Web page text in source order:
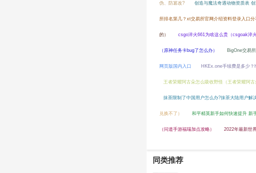
伪、防篡改? 创造与魔法奇遇动物资质表 创
所排名第几？xt交易所官网介绍资料登录入口分
的） csgo淬火661为啥这么贵（csgoak淬
（原神任务卡bug了怎么办） BigOne交易
网页版国内入口 HKEx.one手续费是多少
王者荣耀阿古朵怎么吸收野怪（王者荣耀阿古
抹茶限制了中国用户怎么办?抹茶大陆用户解
兑换不了） 和平精英新手如何快速提升 新
（问道手游福瑞加点攻略） 2022年最新世
同类推荐